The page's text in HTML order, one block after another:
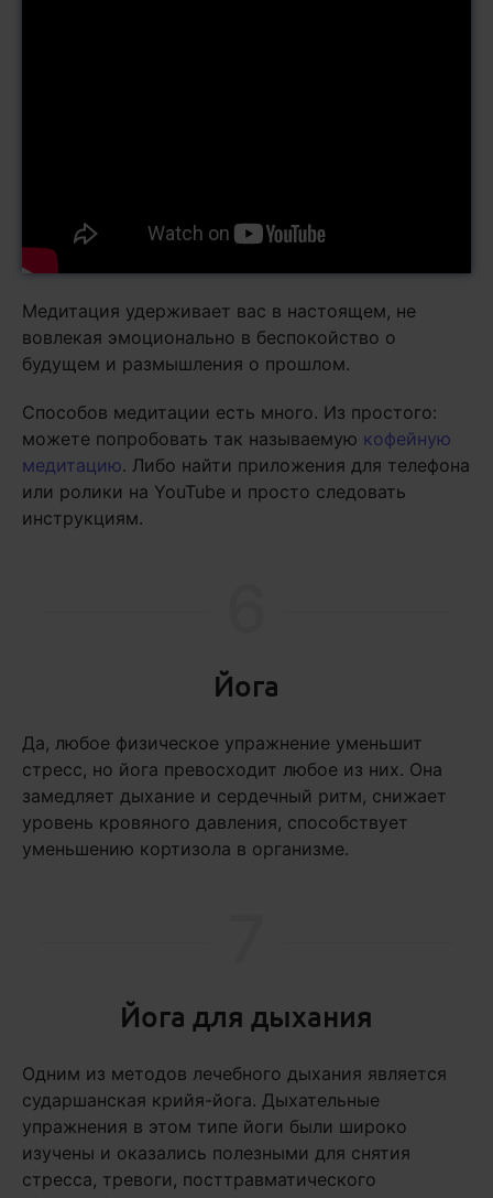
Медитация удерживает вас в настоящем, не
вовлекая эмоционально в беспокойство о
будущем и размышления о прошлом.
Способов медитации есть много. Из простого:
можете попробовать так называемую кофейную
медитацию. Либо найти приложения для телефона
или ролики на YouTube и просто следовать
инструкциям.
Йога
Да, любое физическое упражнение уменьшит
стресс, но йога превосходит любое из них. Она
замедляет дыхание и сердечный ритм, снижает
уровень кровяного давления, способствует
уменьшению кортизола в организме.
Йога для дыхания
Одним из методов лечебного дыхания является
сударшанская крийя-йога. Дыхательные
упражнения в этом типе йоги были широко
изучены и оказались полезными для снятия
стресса, тревоги, посттравматического